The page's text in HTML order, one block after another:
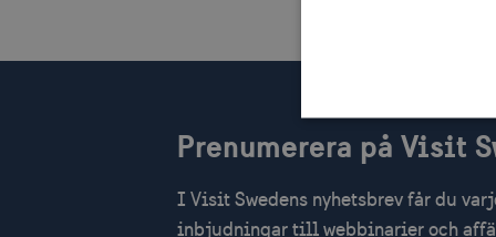
Prenumerera på Visit
I Visit Swedens nyhetsbrev får du
inbjudningar till webbinarier och
Strikt nödvändiga cookies
Webbplatsen kan inte